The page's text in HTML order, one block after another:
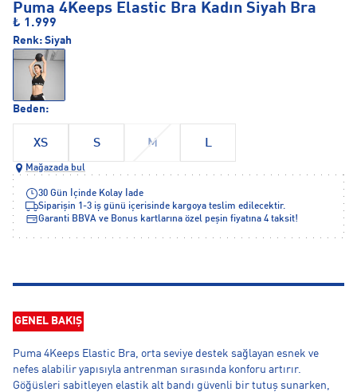
Puma 4Keeps Elastic Bra Kadın Siyah Bra
₺ 1.999
Beden:
XS S M L
Renk: Siyah
Mağazada bul
30 Gün İçinde Kolay İade
Siparişin 1-3 iş günü içerisinde kargoya teslim edilecektir.
Garanti BBVA ve Bonus kartlarına özel peşin fiyatına 4 taksit!
GENEL BAKIŞ
Puma 4Keeps Elastic Bra, orta seviye destek sağlayan esnek ve
nefes alabilir yapısıyla antrenman sırasında konforu artırır.
Göğüsleri sabitleyen elastik alt bandı güvenli bir tutuş sunarken,